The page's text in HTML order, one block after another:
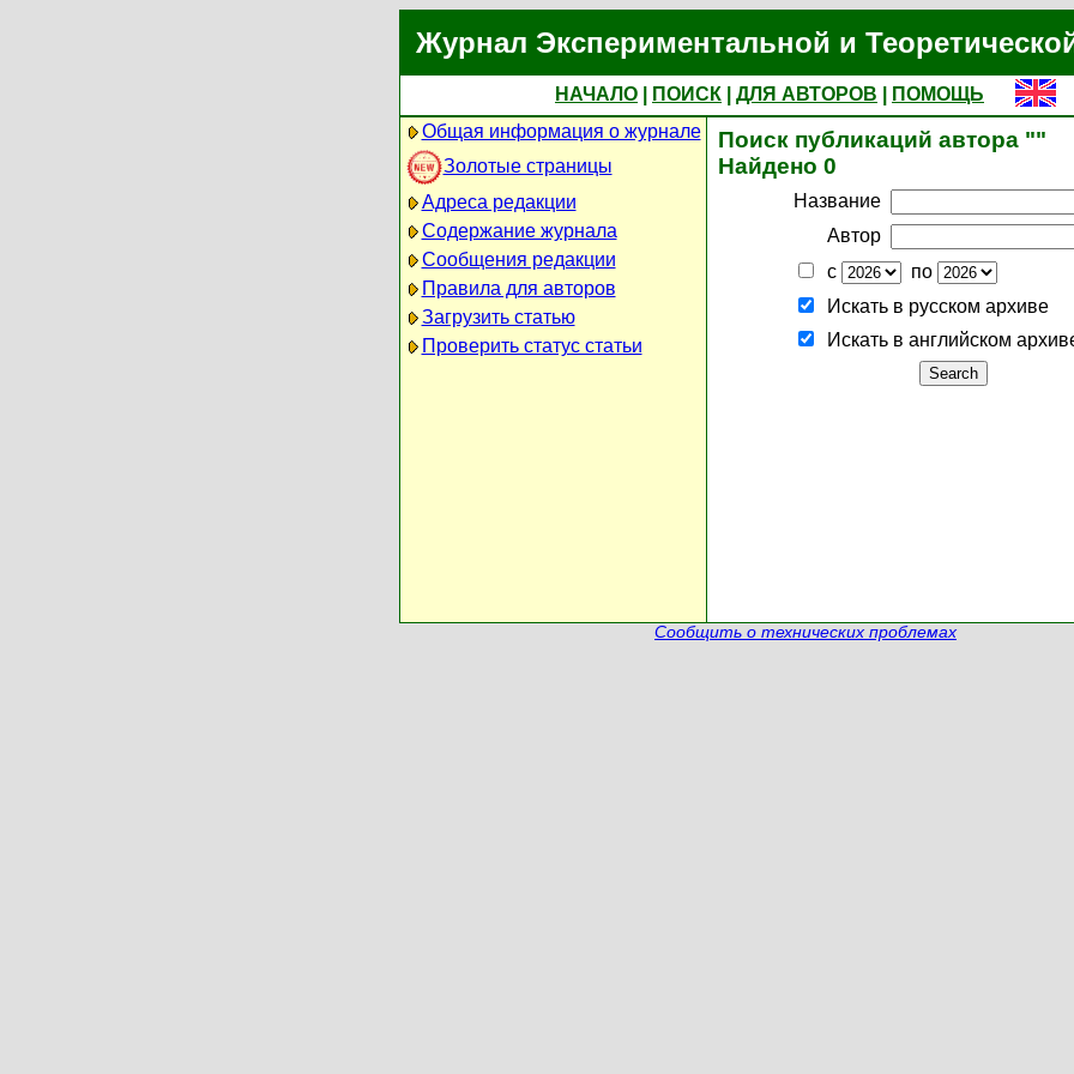
Журнал Экспериментальной и
НАЧАЛО ПОИСК ДЛЯ АВТОРОВ
ПОМОЩЬ
Общая информация о журнале
Золотые страницы
Адреса редакции
Содержание журнала
Сообщения редакции
Правила для авторов
Загрузить статью
Проверить статус статьи
Поиск публикаций автора ""
Найдено 0
Название
Автор
с
по
Искать в русском архиве
Искать в английском
Сообщить о технических проблемах